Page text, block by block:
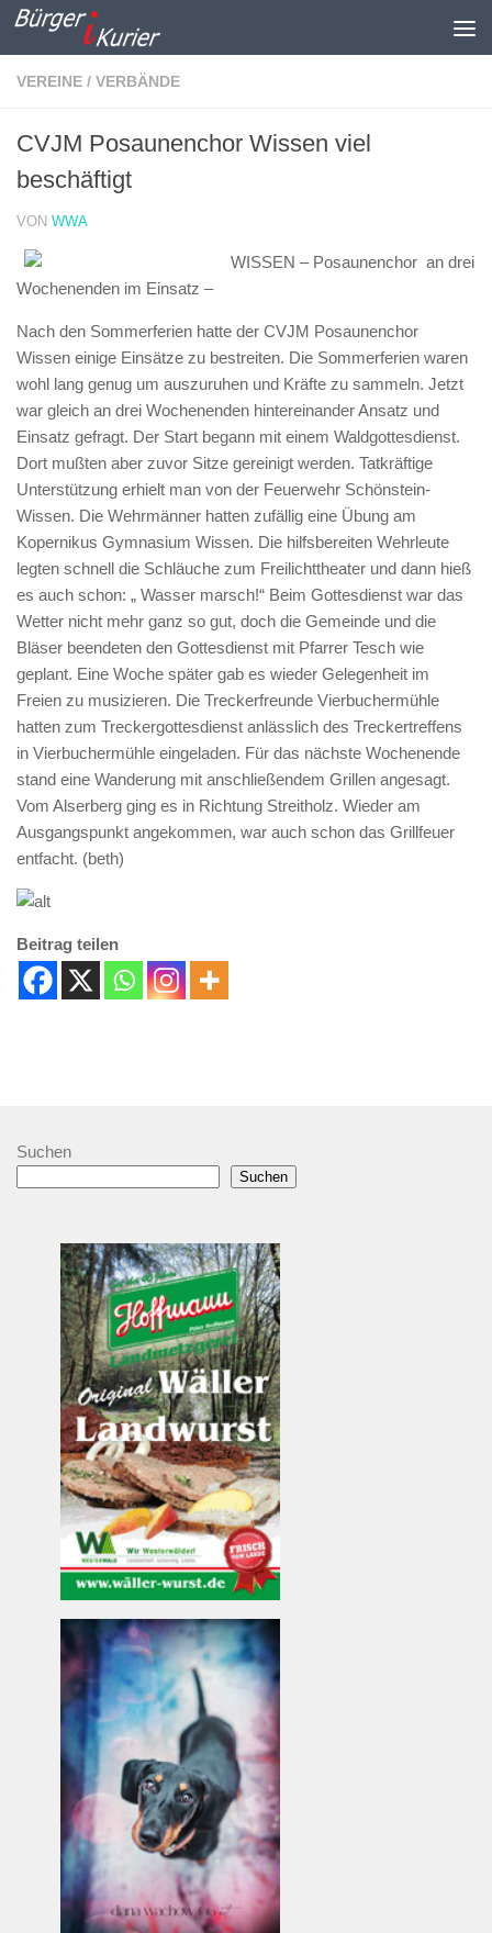
Zum Inhalt springen
VEREINE / VERBÄNDE
CVJM Posaunenchor Wissen viel
beschäftigt
VON WWA
WISSEN – Posaunenchor an drei
Wochenenden im Einsatz –
Nach den Sommerferien hatte der CVJM Posaunenchor
Wissen einige Einsätze zu bestreiten. Die Sommerferien waren
wohl lang genug um auszuruhen und Kräfte zu sammeln. Jetzt
war gleich an drei Wochenenden hintereinander Ansatz und
Einsatz gefragt. Der Start begann mit einem Waldgottesdienst.
Dort mußten aber zuvor Sitze gereinigt werden. Tatkräftige
Unterstützung erhielt man von der Feuerwehr Schönstein-
Wissen. Die Wehrmänner hatten zufällig eine Übung am
Kopernikus Gymnasium Wissen. Die hilfsbereiten Wehrleute
legten schnell die Schläuche zum Freilichttheater und dann hieß
es auch schon: „ Wasser marsch!“ Beim Gottesdienst war das
Wetter nicht mehr ganz so gut, doch die Gemeinde und die
Bläser beendeten den Gottesdienst mit Pfarrer Tesch wie
geplant. Eine Woche später gab es wieder Gelegenheit im
Freien zu musizieren. Die Treckerfreunde Vierbuchermühle
hatten zum Treckergottesdienst anlässlich des Treckertreffens
in Vierbuchermühle eingeladen. Für das nächste Wochenende
stand eine Wanderung mit anschließendem Grillen angesagt.
Vom Alserberg ging es in Richtung Streitholz. Wieder am
Ausgangspunkt angekommen, war auch schon das Grillfeuer
entfacht. (beth)
Beitrag teilen
Suchen
Suchen